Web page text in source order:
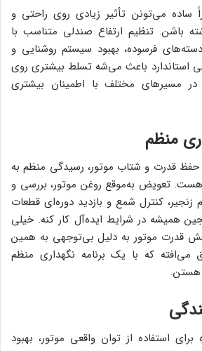
ساده می‌تونن تأثیر زیادی روی راحتی و
باشن. تنظیم ارتفاع صندلی متناسب با
فرسوده، بهبود سیستم روشنایی و
استاندارد باعث می‌شه تسلط بیشتری روی
در مسیرهای مختلف با اطمینان بیشتری
منظم
حفظ قدرت و شتاب موتور، رسیدگی منظم به
تعویض به‌موقع روغن موتور، بررسی و
زنجیر، کنترل شمع و بازدید دوره‌ای قطعات
همیشه در شرایط ایده‌آل کار کنه. خیلی
قدرت موتور به دلیل بی‌توجهی به همین
می‌افته که با یک برنامه نگهداری منظم
هستن.
استفاده از توان واقعی موتور، بهبود